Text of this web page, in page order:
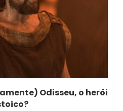
Odisseu, o herói